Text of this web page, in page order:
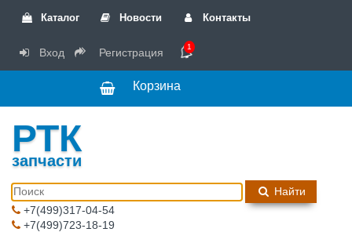
Каталог Новости Контакты
Вход Регистрация 1
Корзина
РТК
запчасти
Найти
+7(499)317-04-54
+7(499)723-18-19